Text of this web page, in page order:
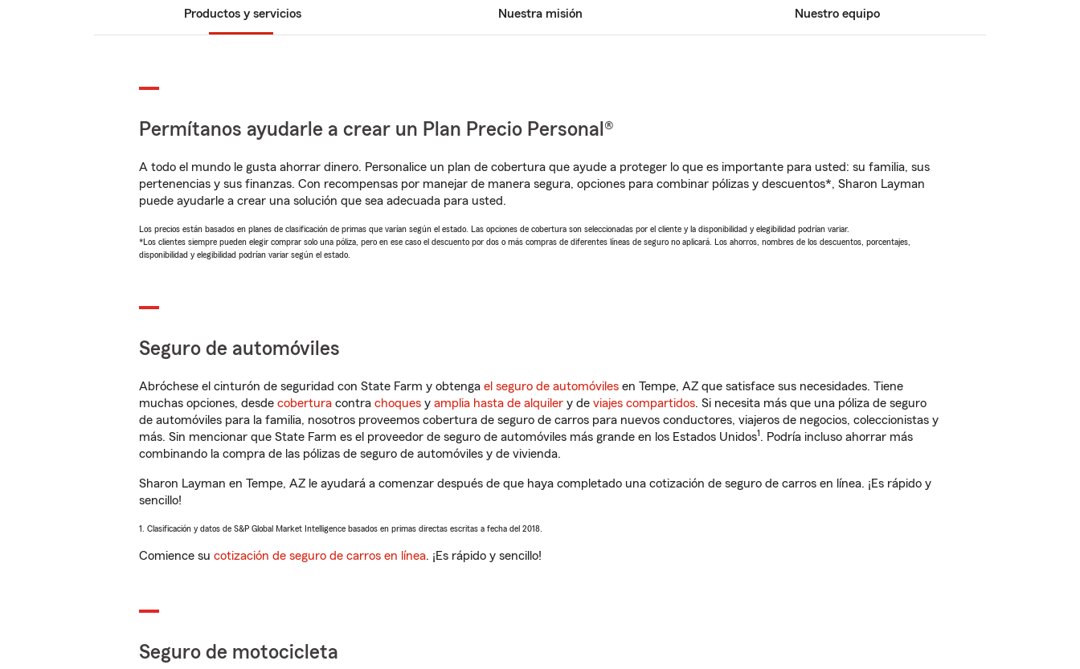
Productos y servicios Nuestra misión Nuestro equipo
Permítanos ayudarle a crear un Plan Precio Personal®
A todo el mundo le gusta ahorrar dinero. Personalice un plan de cobertura que ayude a proteger lo que es importante para usted: su familia, sus
pertenencias y sus finanzas. Con recompensas por manejar de manera segura, opciones para combinar pólizas y descuentos*, Sharon Layman
puede ayudarle a crear una solución que sea adecuada para usted.
Los precios están basados en planes de clasificación de primas que varían según el estado. Las opciones de cobertura son seleccionadas por el cliente y la disponibilidad y elegibilidad podrían variar.
*Los clientes siempre pueden elegir comprar solo una póliza, pero en ese caso el descuento por dos o más compras de diferentes líneas de seguro no aplicará. Los ahorros, nombres de los descuentos, porcentajes,
disponibilidad y elegibilidad podrían variar según el estado.
Seguro de automóviles
Abróchese el cinturón de seguridad con State Farm y obtenga el seguro de automóviles en Tempe, AZ que satisface sus necesidades. Tiene
muchas opciones, desde cobertura contra choques y amplia hasta de alquiler y de viajes compartidos. Si necesita más que una póliza de seguro
de automóviles para la familia, nosotros proveemos cobertura de seguro de carros para nuevos conductores, viajeros de negocios, coleccionistas y
más. Sin mencionar que State Farm es el proveedor de seguro de automóviles más grande en los Estados Unidos1. Podría incluso ahorrar más
combinando la compra de las pólizas de seguro de automóviles y de vivienda.
Sharon Layman en Tempe, AZ le ayudará a comenzar después de que haya completado una cotización de seguro de carros en línea. ¡Es rápido y
sencillo!
1. Clasificación y datos de S&P Global Market Intelligence basados en primas directas escritas a fecha del 2018.
Comience su cotización de seguro de carros en línea. ¡Es rápido y sencillo!
Seguro de motocicleta